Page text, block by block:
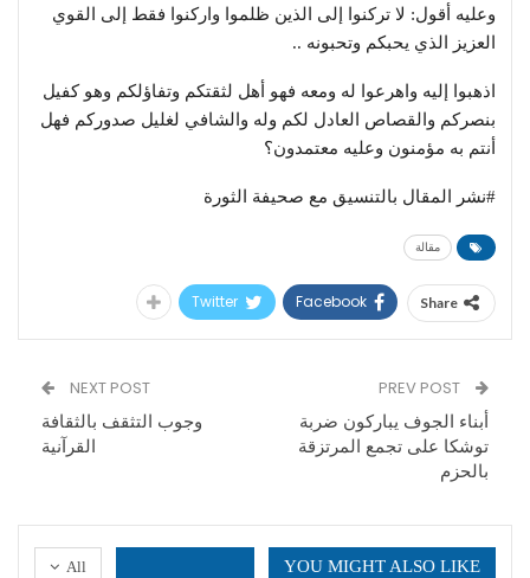
وعليه أقول: لا تركنوا إلى الذين ظلموا واركنوا فقط إلى القوي
العزيز الذي يحبكم وتحبونه ..
اذهبوا إليه واهرعوا له ومعه فهو أهل لثقتكم وتفاؤلكم وهو كفيل
بنصركم والقصاص العادل لكم وله والشافي لغليل صدوركم فهل
أنتم به مؤمنون وعليه معتمدون؟
#نشر المقال بالتنسيق مع صحيفة الثورة
مقالة
Share
Facebook
Twitter
أبناء الجوف يباركون ضربة
توشكا على تجمع المرتزقة
بالحزم
NEXT POST
وجوب التثقف بالثقافة
القرآنية
All YOU MIGHT ALSO LIKE